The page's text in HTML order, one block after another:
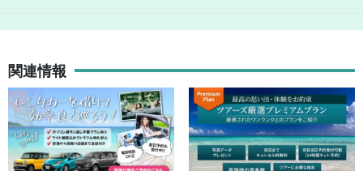
できた黒糖は密閉包装し、お土産用にお持ち帰りいただけます。
関連情報